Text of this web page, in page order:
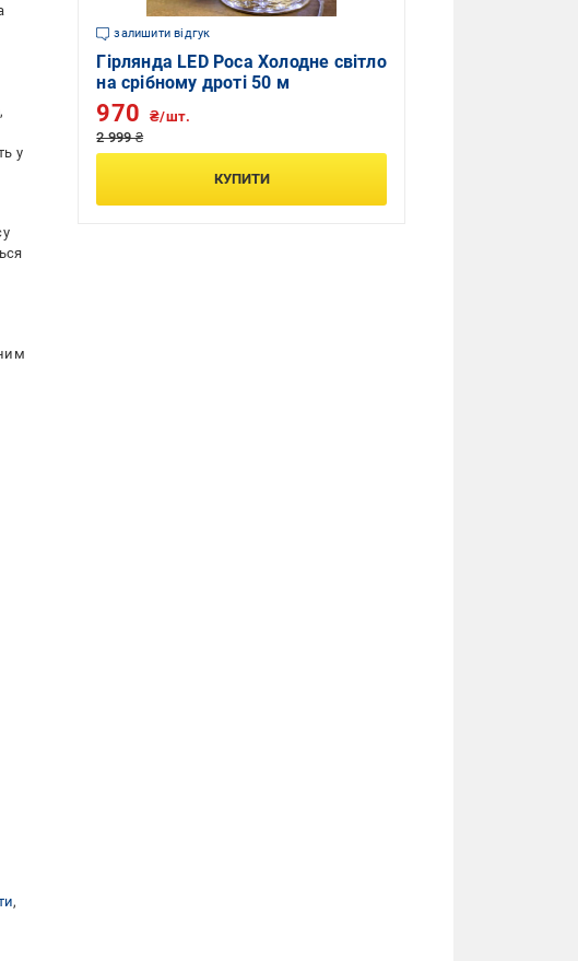
у
залишити відгук
Гірлянда LED Роса Холодне світло
на срібному дроті 50 м
2 999 ₴
970 ₴/шт.
КУПИТИ